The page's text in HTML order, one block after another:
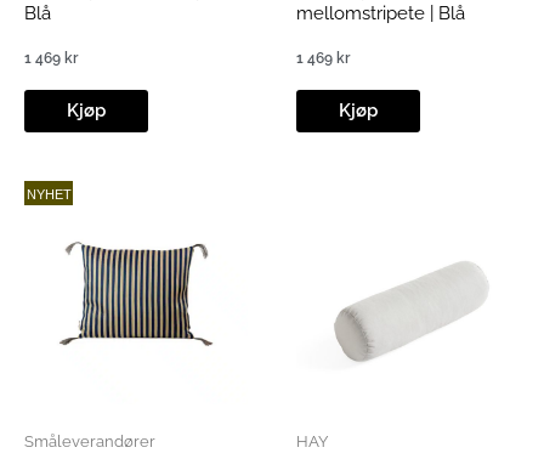
Blå
1 469 kr
Kjøp
mellomstripete | Blå
1 469 kr
Kjøp
NYHET
Småleverandører HAY